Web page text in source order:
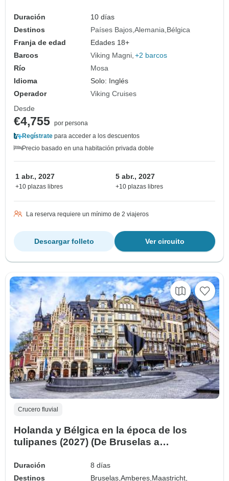
Duración
10 días
Destinos
Países Bajos Alemania Bélgica
Franja de edad
Edades 18+
Barcos
Viking Magni +2 barcos
Río
Mosa
Idioma
Solo: Inglés
Operador
Viking Cruises
Desde
€4,755 por persona
Regístrate para acceder a los descuentos
Precio basado en una habitación privada doble
1 abr., 2027
+10 plazas libres
5 abr., 2027
+10 plazas libres
La reserva requiere un mínimo de 2 viajeros
Ver circuito
Descargar folleto
Crucero fluvial
Holanda y Bélgica en la época de los
tulipanes (2027) (De Bruselas a
Duración
8 días
Destinos
Bruselas,Amberes,Maastricht,